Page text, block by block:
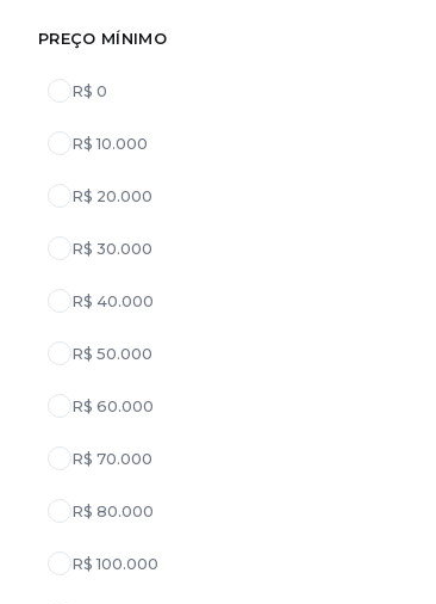
PREÇO MÍNIMO
R$ 0
R$ 10.000
R$ 20.000
R$ 30.000
R$ 40.000
R$ 50.000
R$ 60.000
R$ 70.000
R$ 80.000
R$ 100.000